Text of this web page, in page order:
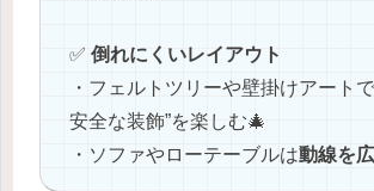
✅ 倒れにくいレイアウト
・フェルトツリーや壁掛けアート
安全な装飾”を楽しむ🎄
・ソファやローテーブルは動線を